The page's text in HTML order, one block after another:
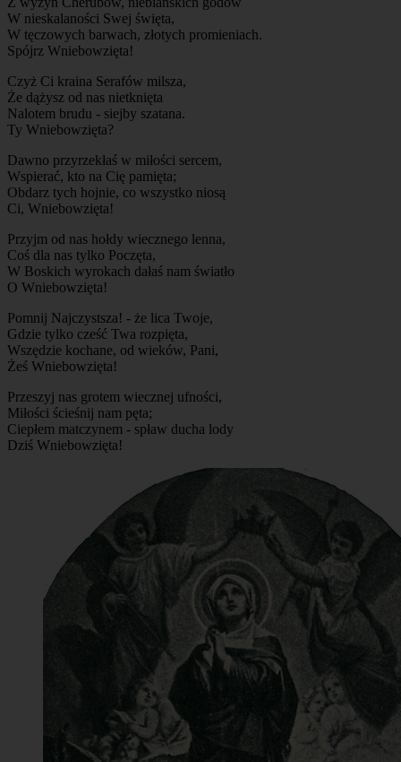
W nieskalaności Swej święta,
W tęczowych barwach, złotych promieniach.
Spójrz Wniebowzięta!
Czyż Ci kraina Serafów milsza,
Że dążysz od nas nietknięta
Nalotem brudu - siejby szatana.
Ty Wniebowzięta?
Dawno przyrzekłaś w miłości sercem,
Wspierać, kto na Cię pamięta;
Obdarz tych hojnie, co wszystko niosą
Ci, Wniebowzięta!
Przyjm od nas hołdy wiecznego lenna,
Coś dla nas tylko Poczęta,
W Boskich wyrokach dałaś nam światło
O Wniebowzięta!
Pomnij Najczystsza! - że lica Twoje,
Gdzie tylko cześć Twa rozpięta,
Wszędzie kochane, od wieków, Pani,
Żeś Wniebowzięta!
Przeszyj nas grotem wiecznej ufności,
Miłości ścieśnij nam pęta;
Ciepłem matczynem - spław ducha lody
Dziś Wniebowzięta!